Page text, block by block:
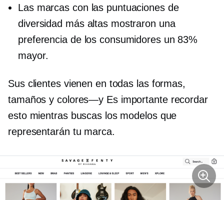
Las marcas con las puntuaciones de
diversidad más altas mostraron una
preferencia de los consumidores un 83%
mayor.
Sus clientes vienen en todas las formas,
tamaños ycolores—y Es importante recordar
esto mientras buscas los modelos que
representarán tu marca.